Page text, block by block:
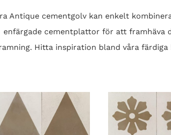
Antique cementgolv kan enkelt
enfärgade cementplattor för att framhäva
Hitta inspiration bland våra